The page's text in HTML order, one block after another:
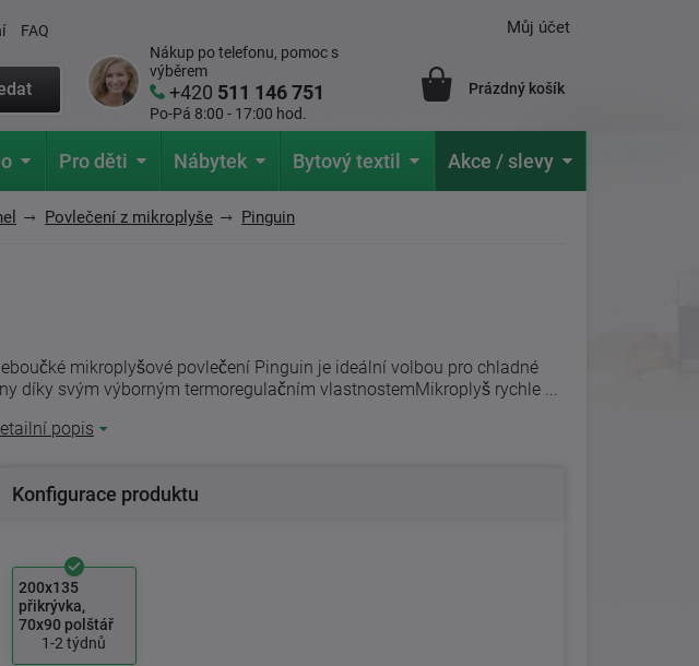
FAQ
Nákup po telefonu, pomoc s
výběrem
+420 511 146 751
Po-Pá 8:00 - 17:00 hod.
Můj účet
Prázdný košík
Pro děti Nábytek Bytový textil Akce / slevy
Povlečení z mikroplyše Pinguin
mikroplyšové povlečení Pinguin je ideální volbou pro chladné
díky svým výborným termoregulačním vlastnostemMikroplyš rychle ...
popis
Konfigurace produktu
200x135
přikrývka,
70x90 polštář
1-2 týdnů